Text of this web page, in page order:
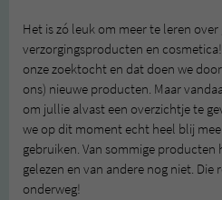
Het is zó leuk om meer te leren
verzorgingsproducten en
onze zoektocht en dat doen we
ons) nieuwe producten. Maar
om jullie alvast een overzichtje te
we op dit moment echt heel blij
gebruiken. Van sommige producten
gelezen en van andere nog niet. Die
onderweg!